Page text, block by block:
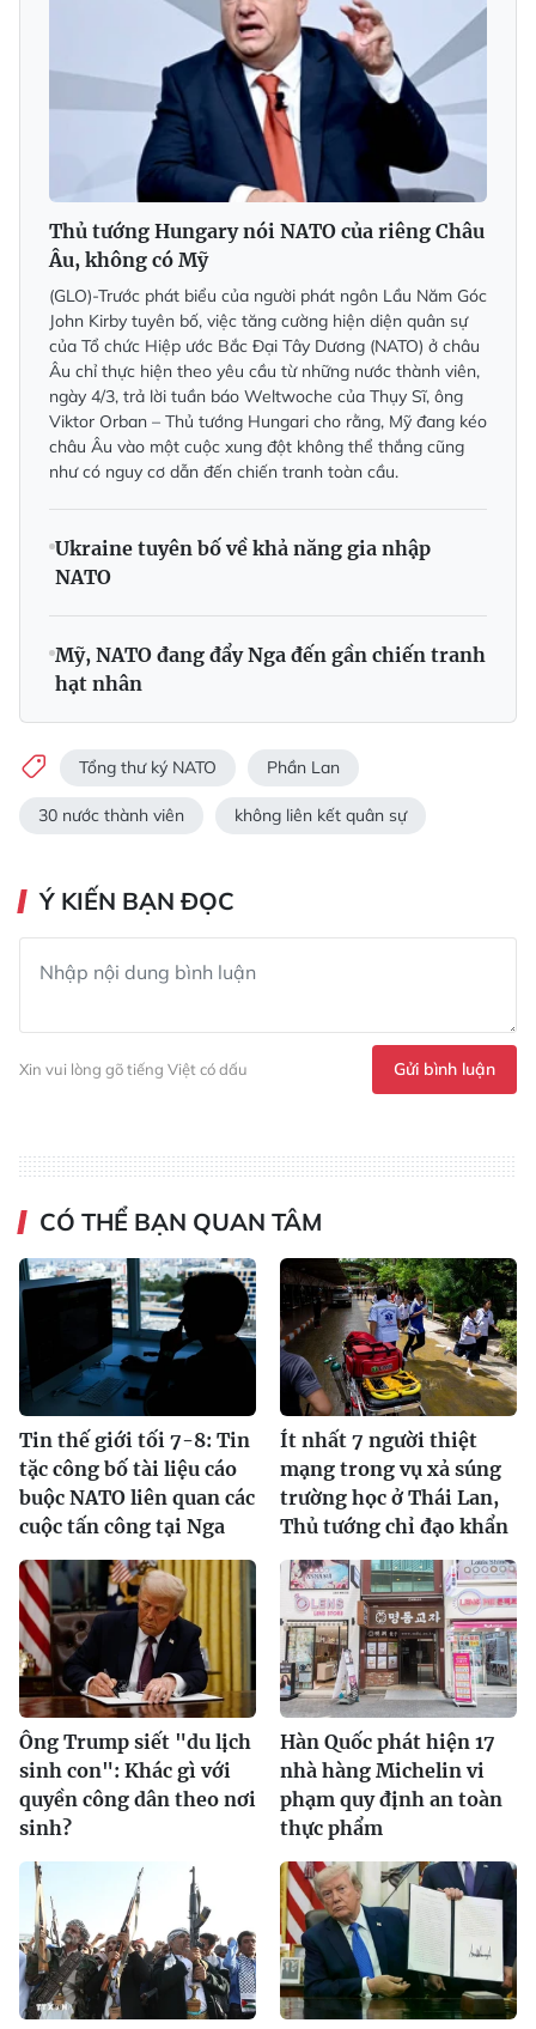
Thủ tướng Hungary nói NATO của riêng Châu
Âu, không có Mỹ
(GLO)-Trước phát biểu của người phát ngôn Lầu Năm Góc
John Kirby tuyên bố, việc tăng cường hiện diện quân sự
của Tổ chức Hiệp ước Bắc Đại Tây Dương (NATO) ở châu
Âu chỉ thực hiện theo yêu cầu từ những nước thành viên,
ngày 4/3, trả lời tuần báo Weltwoche của Thụy Sĩ, ông
Viktor Orban – Thủ tướng Hungari cho rằng, Mỹ đang kéo
châu Âu vào một cuộc xung đột không thể thắng cũng
như có nguy cơ dẫn đến chiến tranh toàn cầu.
Ukraine tuyên bố về khả năng gia nhập
NATO
Mỹ, NATO đang đẩy Nga đến gần chiến tranh
hạt nhân
Tổng thư ký NATO Phần Lan
30 nước thành viên không liên kết quân sự
Ý KIẾN BẠN ĐỌC
Xin vui lòng gõ tiếng Việt có dấu Gửi bình luận
CÓ THỂ BẠN QUAN TÂM
Tin thế giới tối 7-8: Tin
tặc công bố tài liệu cáo
buộc NATO liên quan các
cuộc tấn công tại Nga
Ít nhất 7 người thiệt
mạng trong vụ xả súng
trường học ở Thái Lan,
Thủ tướng chỉ đạo khẩn
Ông Trump siết "du lịch
sinh con": Khác gì với
quyền công dân theo nơi
sinh?
Hàn Quốc phát hiện 17
nhà hàng Michelin vi
phạm quy định an toàn
thực phẩm